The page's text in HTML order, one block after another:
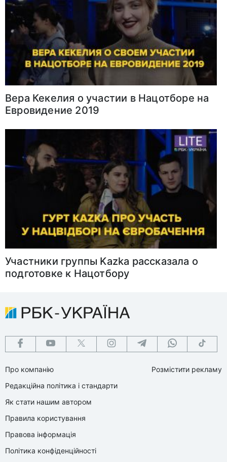
Вера Кекелия о участии в Нацотборе на
Евровидение 2019
Участники группы Kazka рассказала о
подготовке к Нацотбору
Про компанію
Редакційна політика і стандарти
Як стати нашим автором
Правила користування
Правова інформація
Політика конфіденційності
Розмістити рекламу